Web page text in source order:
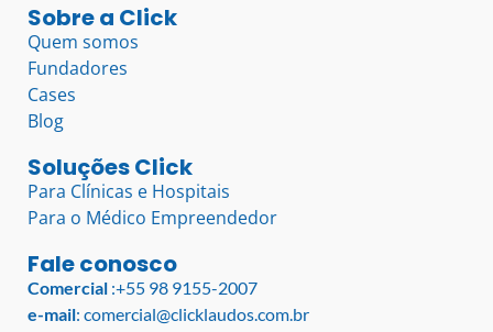
Sobre a Click
Quem somos
Fundadores
Cases
Blog
Soluções Click
Para Clínicas e Hospitais
Para o Médico Empreendedor
Fale conosco
Comercial :+55 98 9155-2007
e-mail: comercial@clicklaudos.com.br